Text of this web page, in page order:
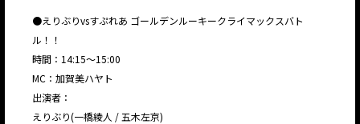
●えりぶりvsすぷれあ ゴールデンルーキークライマックスバト
ル！！
時間：14:15〜15:00
MC：加賀美ハヤト
出演者：
えりぶり(一橋綾人 / 五木左京)